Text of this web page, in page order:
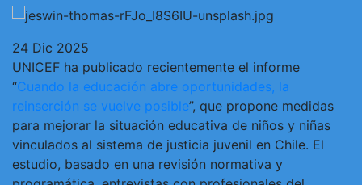
24 Dic 2025
UNICEF ha publicado recientemente el informe
“Cuando la educación abre oportunidades, la
reinserción se vuelve posible”, que propone medidas
para mejorar la situación educativa de niños y niñas
vinculados al sistema de justicia juvenil en Chile. El
estudio, basado en una revisión normativa y